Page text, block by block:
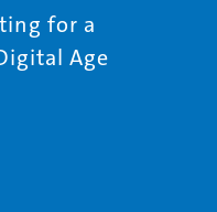
for a
Age